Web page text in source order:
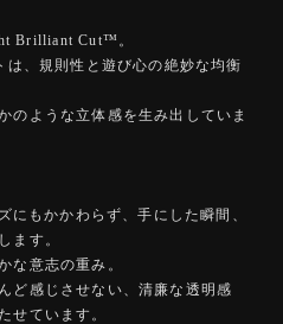
Brilliant Cut™️。
、規則性と遊び心の絶妙な均衡
のような立体感を生み出していま
にもかかわらず、手にした瞬間、
ます。
な意志の重み。
ど感じさせない、清廉な透明感
せています。